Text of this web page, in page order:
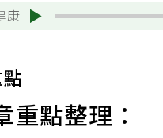
康
重點整理：